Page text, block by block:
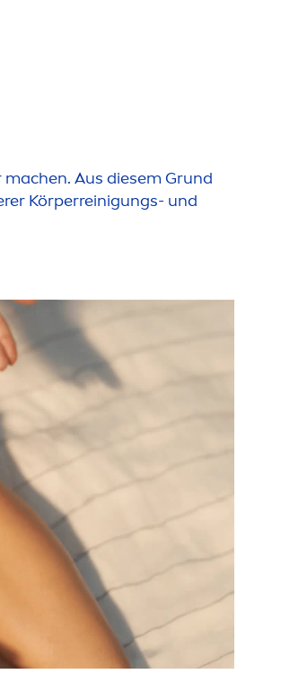
Aus diesem Grund
Körperreinigungs- und